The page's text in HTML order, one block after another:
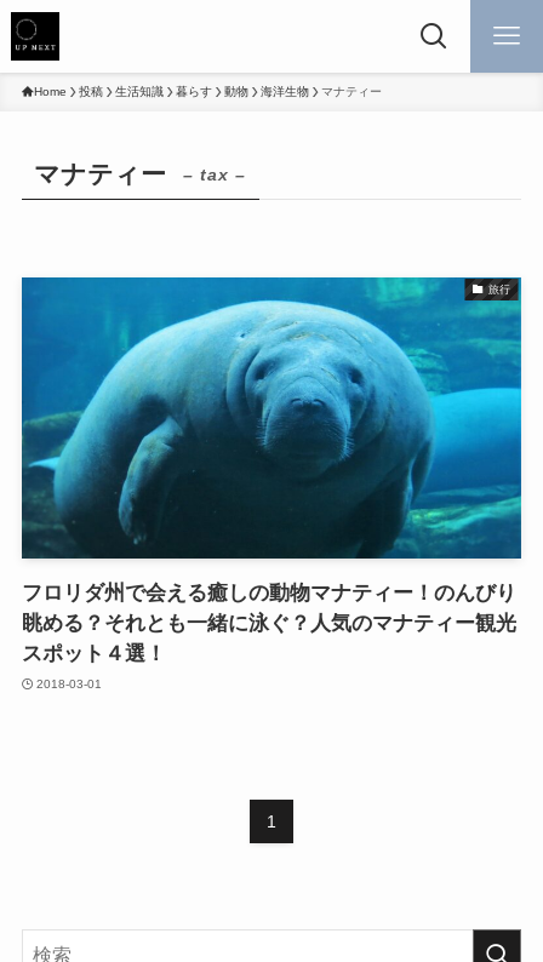
Home 投稿 生活知識 暮らす 動物 海洋生物 マナティー
マナティー – tax –
旅行
フロリダ州で会える癒しの動物マナティー！のんびり
眺める？それとも一緒に泳ぐ？人気のマナティー観光
スポット４選！
2018-03-01
1